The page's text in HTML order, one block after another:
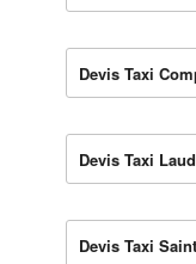
Devis Taxi
Devis Taxi
Devis Taxi